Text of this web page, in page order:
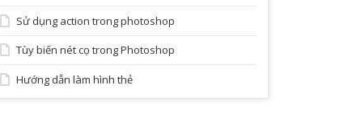
Sử dụng action trong photoshop
Tùy biến nét cọ trong Photoshop
Hướng dẫn làm hình thẻ